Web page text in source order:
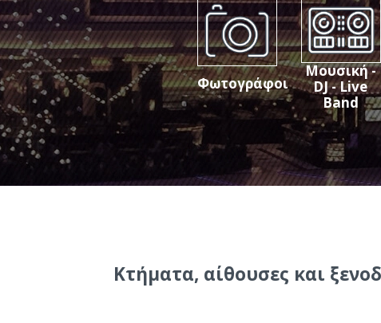
Φωτογράφοι
Μουσική -
DJ - Live
Band
Κτήματα, αίθουσες και